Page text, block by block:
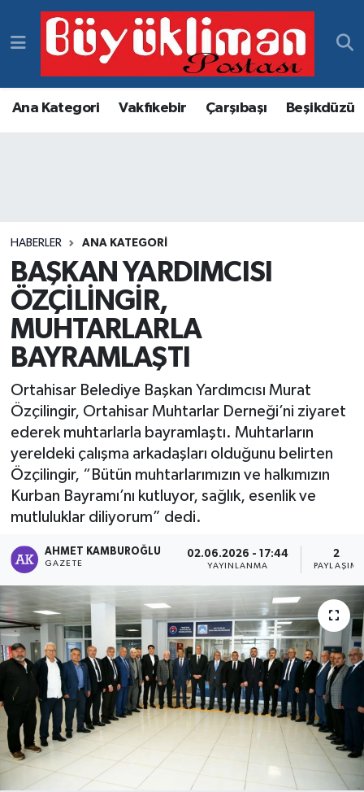
Ana Kategori Vakfıkebir Çarşıbaşı Beşikdüzü
HABERLER ANA KATEGORI
BAŞKAN YARDIMCISI
ÖZÇİLİNGİR,
MUHTARLARLA
BAYRAMLAŞTI
Ortahisar Belediye Başkan Yardımcısı Murat
Özçilingir, Ortahisar Muhtarlar Derneği’ni ziyaret
ederek muhtarlarla bayramlaştı. Muhtarların
yereldeki çalışma arkadaşları olduğunu belirten
Özçilingir, “Bütün muhtarlarımızın ve halkımızın
Kurban Bayramı’nı kutluyor, sağlık, esenlik ve
mutluluklar diliyorum” dedi.
AHMET KAMBUROĞLU
GAZETE
02.06.2026 - 17:44
YAYINLANMA
2
PAYLAŞIM
Vakfıkebir Hava Durumu
Vakfıkebir Trafik Yoğunluk Haritası
Haber Arşivi